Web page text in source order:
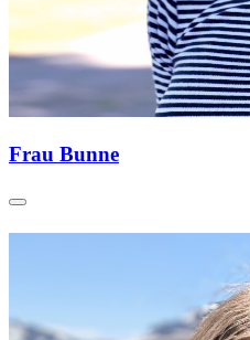
Frau Bunne